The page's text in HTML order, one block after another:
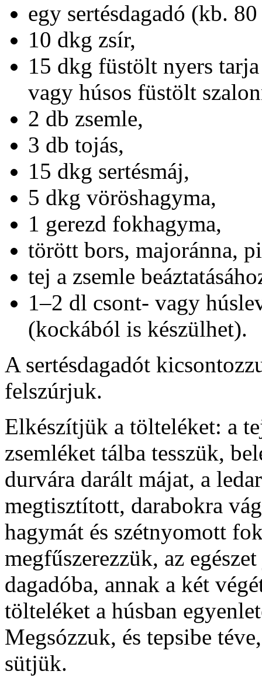
egy sertésdagadó (kb.
10 dkg zsír,
15 dkg füstölt nyers tarja
vagy húsos füstölt
2 db zsemle,
3 db tojás,
15 dkg sertésmáj,
5 dkg vöröshagyma,
1 gerezd fokhagyma,
törött bors, majoránna,
tej a zsemle
1–2 dl csont- vagy
(kockából is készülhet).
A sertésdagadót
felszúrjuk.
Elkészítjük a tölteléket: a
zsemléket tálba tesszük,
durvára darált májat, a
megtisztított, darabokra
hagymát és szétnyomott
megfűszerezzük, az
dagadóba, annak a két
tölteléket a húsban
Megsózzuk, és tepsibe
sütjük.